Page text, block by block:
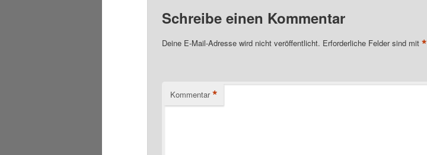
Schreibe einen Kommentar
Deine E-Mail-Adresse wird nicht veröffentlicht. Erforderliche Felder sind mit*
Kommentar *